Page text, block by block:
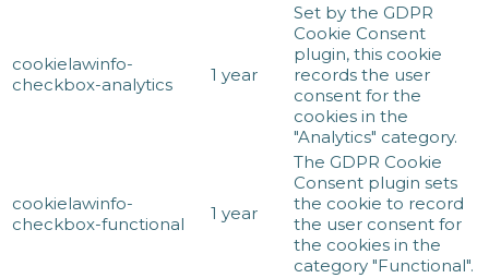
cookielawinfo-
checkbox-analytics
1 year
Set by the GDPR
Cookie Consent
plugin, this cookie
records the user
consent for the
cookies in the
"Analytics" category.
cookielawinfo-
checkbox-functional
1 year
The GDPR Cookie
Consent plugin sets
the cookie to record
the user consent for
the cookies in the
category "Functional".